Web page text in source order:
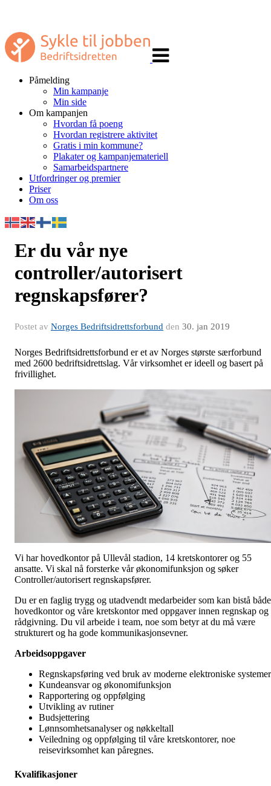
navigasjon
Påmelding
Min kampanje
Min side
Om kampanjen
Hvordan få poeng
Hvordan registrere aktivitet
Gratis i min kommune?
Plakater og kampanjemateriell
Samarbeidspartnere
Utfordringer og premier
Priser
Om oss
Er du vår nye
controller/autorisert
regnskapsfører?
Postet av Norges Bedriftsidrettsforbund den 30. jan 2019
Norges Bedriftsidrettsforbund er et av Norges største særforbund
med 2600 bedriftsidrettslag. Vår virksomhet er ideell og basert på
frivillighet.
Vi har hovedkontor på Ullevål stadion, 14 kretskontorer og 55
ansatte. Vi skal nå forsterke vår økonomifunksjon og søker
Controller/autorisert regnskapsfører.
Du er en faglig trygg og utadvendt medarbeider som kan bistå både
hovedkontor og våre kretskontor med oppgaver innen regnskap og
rådgivning. Du vil arbeide i team, noe som betyr at du må være
strukturert og ha gode kommunikasjonsevner.
Arbeidsoppgaver
Regnskapsføring ved bruk av moderne elektroniske systemer
Kundeansvar og økonomifunksjon
Rapportering og oppfølging
Utvikling av rutiner
Budsjettering
Lønnsomhetsanalyser og nøkkeltall
Veiledning og oppfølging til våre kretskontorer, noe
reisevirksomhet kan påregnes.
Kvalifikasjoner